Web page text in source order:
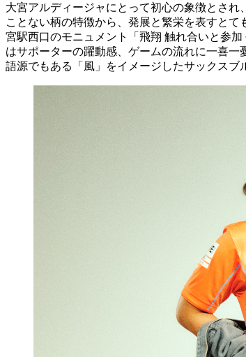
大宮アルディージャにとって初心の象徴とさ
ことない柄の特徴から、発展と繁栄を表すと
宮駅西口のモニュメント「飛翔 触れ合いと参
はサポーターの躍動感、ゲームの流れに一喜
語源でもある「風」をイメージしたサックスブ